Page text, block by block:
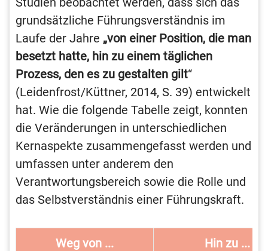
grundsätzliche Führungsverständnis im
Laufe der Jahre „von einer Position, die man
besetzt hatte, hin zu einem täglichen
Prozess, den es zu gestalten gilt“
(Leidenfrost/Küttner, 2014, S. 39) entwickelt
hat. Wie die folgende Tabelle zeigt, konnten
die Veränderungen in unterschiedlichen
Kernaspekte zusammengefasst werden und
umfassen unter anderem den
Verantwortungsbereich sowie die Rolle und
das Selbstverständnis einer Führungskraft.
Weg von ... Hin zu ...